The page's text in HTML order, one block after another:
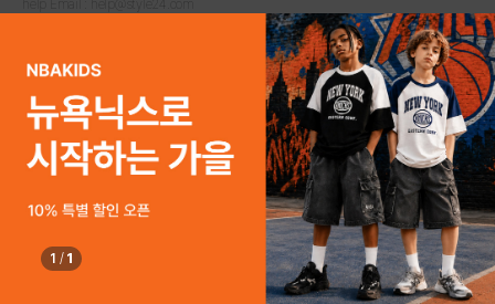
고객센터 1544-5336(평일 09:00~ 18:00 토/일/공휴일 휴무)
COPYRIGHTⓒ2021 STYLE24 ALL RIGHTS RESERVED.
1 / 1